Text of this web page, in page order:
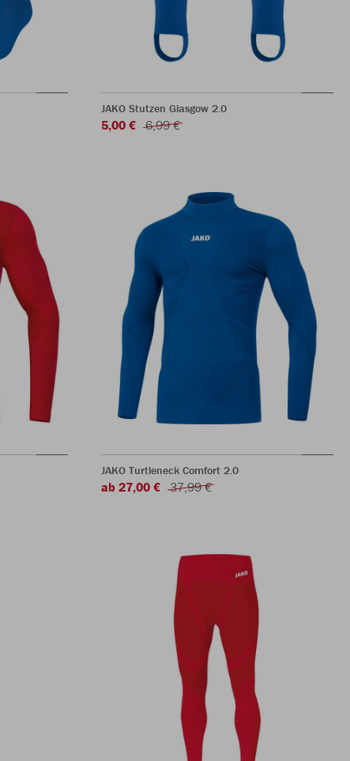
JAKO Stutzen Glasgow 2.0
5,00 € 6,99 €
JAKO Turtleneck Comfort 2.0
ab 27,00 € 37,99 €